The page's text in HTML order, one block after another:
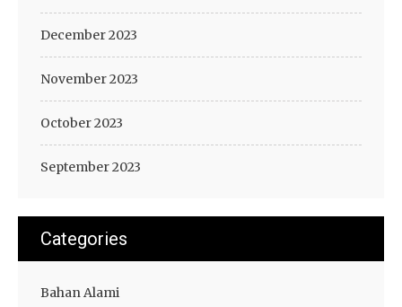
December 2023
November 2023
October 2023
September 2023
Categories
Bahan Alami